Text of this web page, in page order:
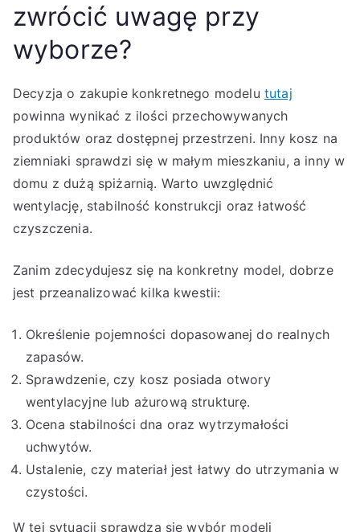
zwrócić uwagę przy
wyborze?
Decyzja o zakupie konkretnego modelu tutaj
powinna wynikać z ilości przechowywanych
produktów oraz dostępnej przestrzeni. Inny kosz na
ziemniaki sprawdzi się w małym mieszkaniu, a inny w
domu z dużą spiżarnią. Warto uwzględnić
wentylację, stabilność konstrukcji oraz łatwość
czyszczenia.
Zanim zdecydujesz się na konkretny model, dobrze
jest przeanalizować kilka kwestii:
Określenie pojemności dopasowanej do realnych
zapasów.
Sprawdzenie, czy kosz posiada otwory
wentylacyjne lub ażurową strukturę.
Ocena stabilności dna oraz wytrzymałości
uchwytów.
Ustalenie, czy materiał jest łatwy do utrzymania w
czystości.
W tej sytuacji sprawdza się wybór modeli